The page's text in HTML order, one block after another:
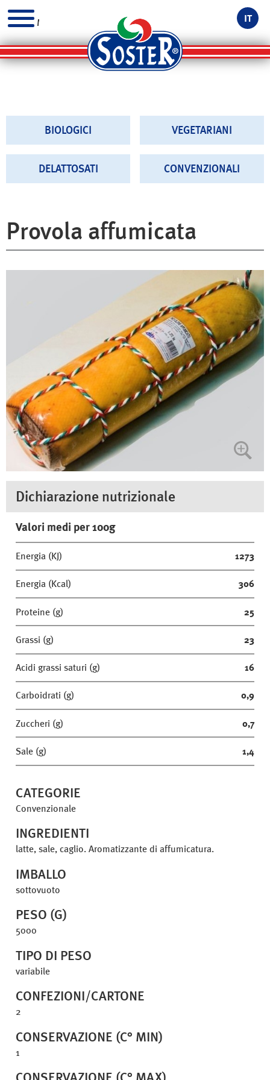
MENU IT
BIOLOGICI VEGETARIANI
DELATTOSATI CONVENZIONALI
Provola affumicata
Dichiarazione nutrizionale
Valori medi per 100g
Energia (KJ) 1273
Energia (Kcal) 306
Proteine (g) 25
Grassi (g) 23
Acidi grassi saturi (g) 16
Carboidrati (g) 0,9
Zuccheri (g) 0,7
Sale (g) 1,4
CATEGORIE
Convenzionale
INGREDIENTI
latte, sale, caglio. Aromatizzante di affumicatura.
IMBALLO
sottovuoto
PESO (G)
5000
TIPO DI PESO
variabile
CONFEZIONI/CARTONE
2
CONSERVAZIONE (C° MIN)
1